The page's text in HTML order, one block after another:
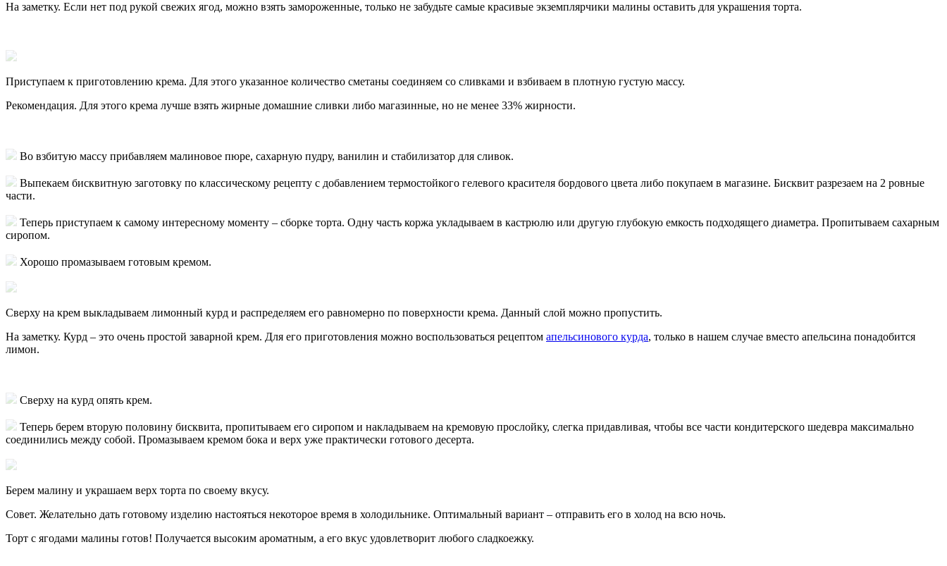
На заметку. Если нет под рукой свежих ягод, можно взять замороженные, только не забудьте самые красивые экземплярчики малины оставить для украшения торта.
Приступаем к приготовлению крема. Для этого указанное количество сметаны соединяем со сливками и взбиваем в плотную густую массу.
Рекомендация. Для этого крема лучше взять жирные домашние сливки либо магазинные, но не менее 33% жирности.
Во взбитую массу прибавляем малиновое пюре, сахарную пудру, ванилин и стабилизатор для сливок.
Выпекаем бисквитную заготовку по классическому рецепту с добавлением термостойкого гелевого красителя бордового цвета либо покупаем в магазине. Бисквит разрезаем на 2 ровные
части.
Теперь приступаем к самому интересному моменту – сборке торта. Одну часть коржа укладываем в кастрюлю или другую глубокую емкость подходящего диаметра. Пропитываем сахарным
сиропом.
Хорошо промазываем готовым кремом.
Сверху на крем выкладываем лимонный курд и распределяем его равномерно по поверхности крема. Данный слой можно пропустить.
На заметку. Курд – это очень простой заварной крем. Для его приготовления можно воспользоваться рецептом апельсинового курда, только в нашем случае вместо апельсина понадобится
лимон.
Сверху на курд опять крем.
Теперь берем вторую половину бисквита, пропитываем его сиропом и накладываем на кремовую прослойку, слегка придавливая, чтобы все части кондитерского шедевра максимально
соединились между собой. Промазываем кремом бока и верх уже практически готового десерта.
Берем малину и украшаем верх торта по своему вкусу.
Совет. Желательно дать готовому изделию настояться некоторое время в холодильнике. Оптимальный вариант – отправить его в холод на всю ночь.
Торт с ягодами малины готов! Получается высоким ароматным, а его вкус удовлетворит любого сладкоежку.